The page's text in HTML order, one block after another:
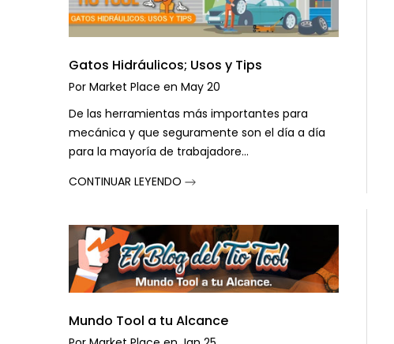
Gatos Hidráulicos; Usos y Tips
Por Market Place en May 20
De las herramientas más importantes para
mecánica y que seguramente son el día a día
para la mayoría de trabajadore...
CONTINUAR LEYENDO
Mundo Tool a tu Alcance